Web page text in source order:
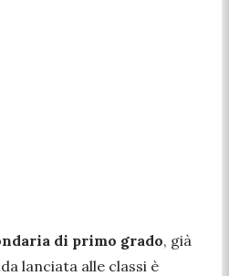
di primo grado, già
lanciata alle classi è